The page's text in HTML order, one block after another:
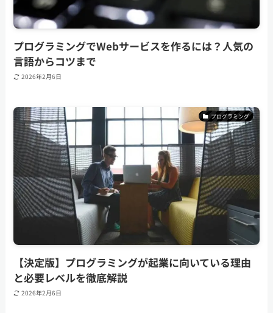
プログラミングでWebサービスを作るには？人気の
言語からコツまで
2026年2月6日
プログラミング
【決定版】プログラミングが起業に向いている理由
と必要レベルを徹底解説
2026年2月6日